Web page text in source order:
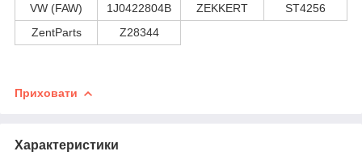
VW (FAW)
1J0422804B ZEKKERT
ST4256
ZentParts
Z28344
Приховати
Характеристики